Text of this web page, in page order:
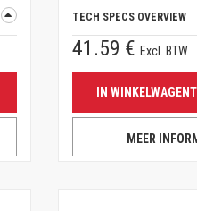
TECH SPECS OVERVIEW
41.59 € Excl. BTW
IN
MEER